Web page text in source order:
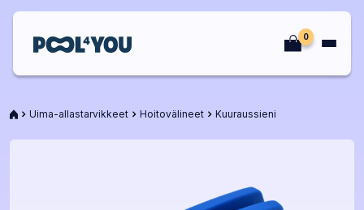
0
EtusivuUima-allastarvikkeet Hoitovälineet Kuuraussieni